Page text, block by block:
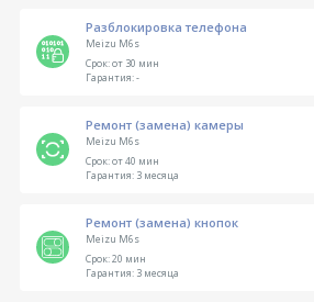
Разблокировка телефона
Meizu M6s
Срок:от 30 мин
Гарантия:-
Ремонт (замена) камеры
Meizu M6s
Срок:от 40 мин
Гарантия:3 месяца
Ремонт (замена) кнопок
Meizu M6s
Срок:20 мин
Гарантия:3 месяца